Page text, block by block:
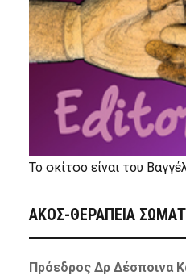
Το σκίτσο είναι του
ΑΚΟΣ-ΘΕΡΑΠΕΙΑ
Πρόεδρος Δρ Δέσποινα